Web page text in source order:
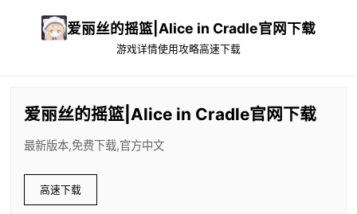
爱丽丝的摇篮|Alice in Cradle官网下载
游戏详情使用攻略高速下载
爱丽丝的摇篮|Alice in Cradle官网下载
最新版本,免费下载,官方中文
高速下载